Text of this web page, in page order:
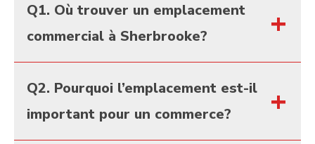
Q1. Où trouver un emplacement
commercial à Sherbrooke?
Les meilleurs emplacements commerciaux se
trouvent près des axes routiers majeurs, des
Q2. Pourquoi l’emplacement est-il
important pour un commerce?